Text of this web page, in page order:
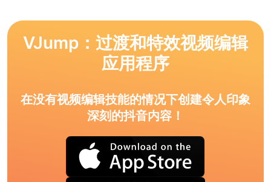
VJump：过渡和特效视频编辑
应用程序
在没有视频编辑技能的情况下创建令人印象
深刻的抖音内容！